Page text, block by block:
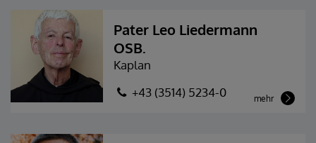
Pater Leo Liedermann
OSB.
Kaplan
+43 (3514) 5234-0
mehr